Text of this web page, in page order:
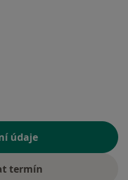
údaje
termín